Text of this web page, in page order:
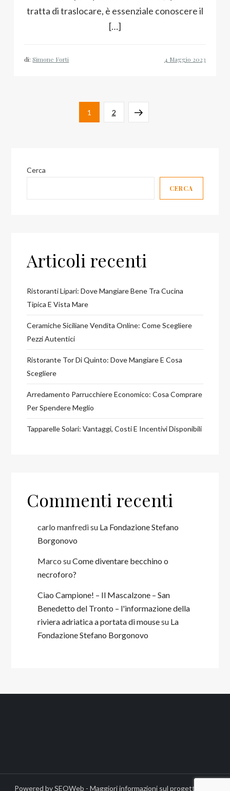
tratta di traslocare, è essenziale conoscere il
[…]
di:Simone Forti
Paginazione
articoli
Pagina
1 Pagina
2 Pagina
Cerca
CERCA
Articoli recenti
Ristoranti Lipari: Dove Mangiare Bene Tra Cucina
Tipica E Vista Mare
Ceramiche Siciliane Vendita Online: Come Scegliere
Pezzi Autentici
Ristorante Tor Di Quinto: Dove Mangiare E Cosa
Scegliere
Arredamento Parrucchiere Economico: Cosa Comprare
Per Spendere Meglio
Tapparelle Solari: Vantaggi, Costi E Incentivi Disponibili
Commenti recenti
carlo manfredisu La Fondazione Stefano
Borgonovo
Marco suCome diventare becchino o
necroforo?
Ciao Campione! – Il Mascalzone – San
Benedetto del Tronto – l'informazione della
riviera adriatica a portata di mousesu La
Fondazione Stefano Borgonovo
Powered bySEOWeb - Maggiori informazioni sul progetto